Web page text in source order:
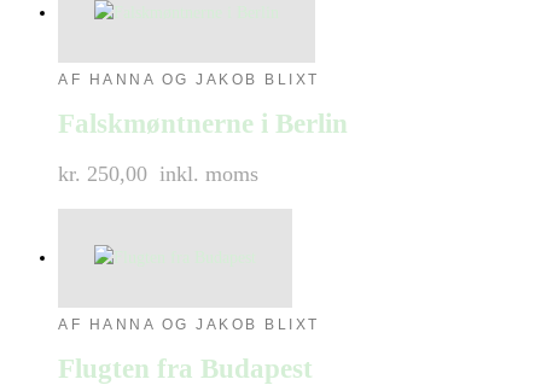
AF HANNA OG JAKOB BLIXT
Falskmøntnerne i Berlin
kr. 250,00 inkl. moms
AF HANNA OG JAKOB BLIXT
Flugten fra Budapest